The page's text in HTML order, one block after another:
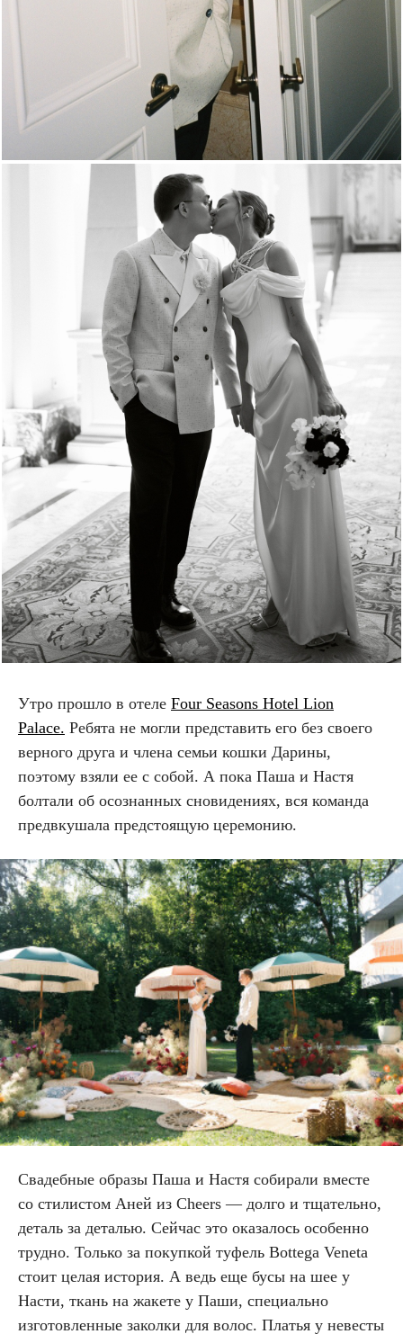
Утро прошло в отеле Four Seasons Hotel Lion
Palace. Ребята не могли представить его без своего
верного друга и члена семьи кошки Дарины,
поэтому взяли ее с собой. А пока Паша и Настя
болтали об осознанных сновидениях, вся команда
предвкушала предстоящую церемонию.
Свадебные образы Паша и Настя собирали вместе
со стилистом Аней из Cheers — долго и тщательно,
деталь за деталью. Сейчас это оказалось особенно
трудно. Только за покупкой туфель Bottega Veneta
стоит целая история. А ведь еще бусы на шее у
Насти, ткань на жакете у Паши, специально
изготовленные заколки для волос. Платья у невесты